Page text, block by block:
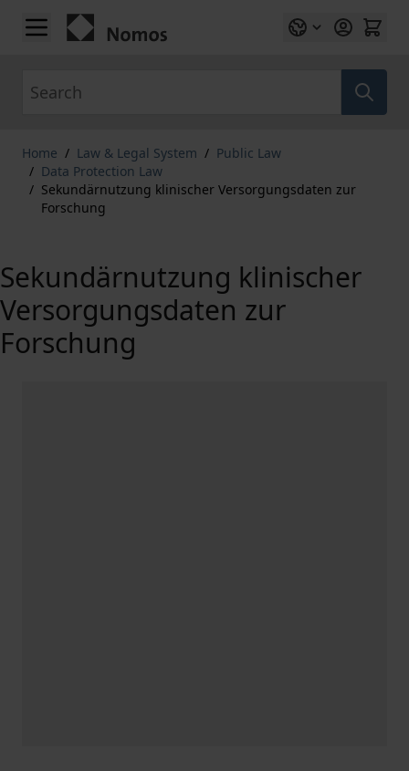
Skip to Content
Home / Law & Legal System / Public Law
/ Data Protection Law
/ Sekundärnutzung klinischer Versorgungsdaten zur
Forschung
Sekundärnutzung klinischer
Versorgungsdaten zur
Forschung